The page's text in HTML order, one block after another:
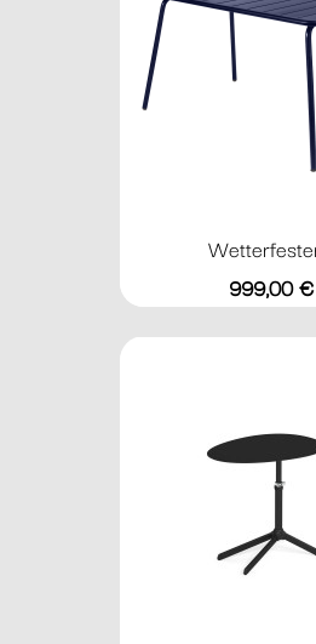
Preis
999,00 €